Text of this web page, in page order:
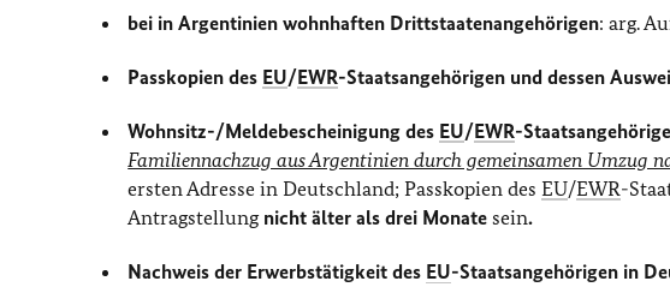
bei in Argentinien wohnhaften Drittstaatenangehörigen: arg.
Passkopien des EU/EWR-Staatsangehörigen und dessen
Wohnsitz-/Meldebescheinigung des EU/EWR-
Familiennachzug aus Argentinien durch gemeinsamen Umzug
ersten Adresse in Deutschland; Passkopien des EU/EWR-
Antragstellungnicht älter als drei Monatesein.
Nachweis der Erwerbstätigkeit des EU-Staatsangehörigen in